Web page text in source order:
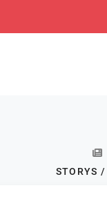
STORYS /